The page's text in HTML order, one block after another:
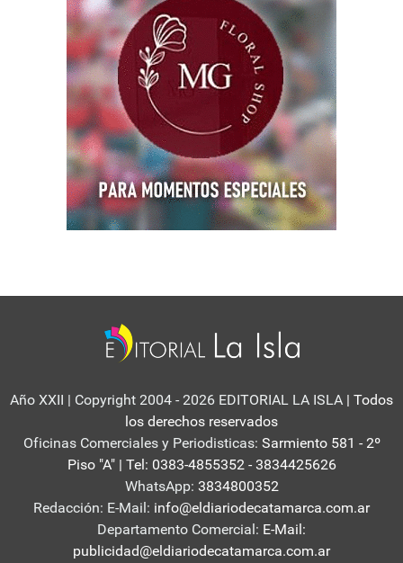
Año XXII | Copyright 2004 - 2026 EDITORIAL LA ISLA | Todos
los derechos reservados
Oficinas Comerciales y Periodisticas: Sarmiento 581 - 2º
Piso "A" | Tel: 0383-4855352 - 3834425626
WhatsApp: 3834800352
Redacción: E-Mail: info@eldiariodecatamarca.com.ar
Departamento Comercial: E-Mail:
publicidad@eldiariodecatamarca.com.ar